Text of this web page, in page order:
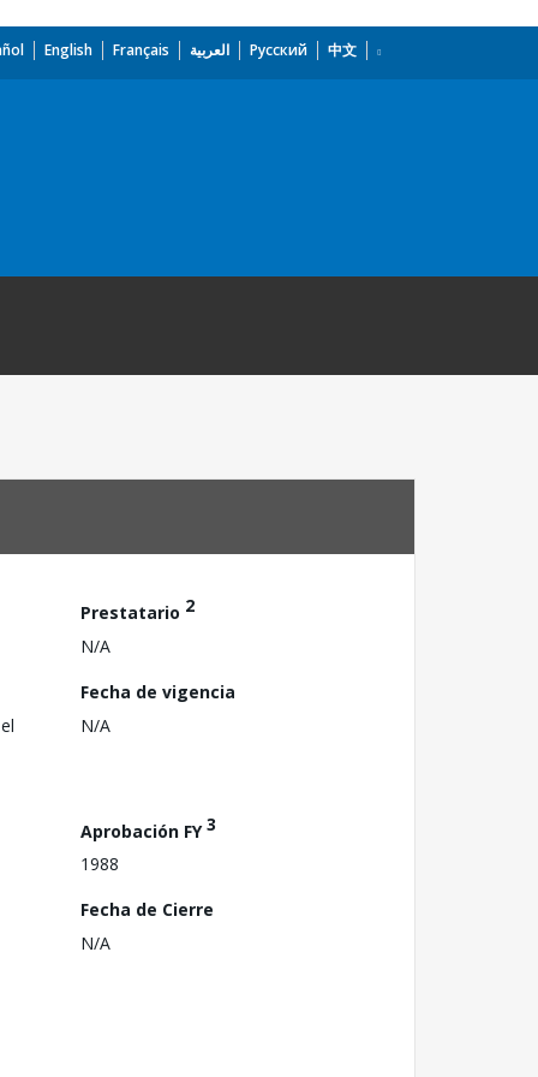
English Français العربية Русский 中文
Prestatario 2
N/A
Fecha de vigencia
N/A
Aprobación FY3
1988
Fecha de Cierre
N/A